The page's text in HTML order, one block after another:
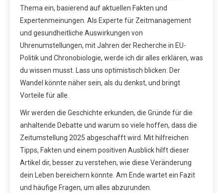
Thema ein, basierend auf aktuellen Fakten und
Expertenmeinungen. Als Experte für Zeitmanagement
und gesundheitliche Auswirkungen von
Uhrenumstellungen, mit Jahren der Recherche in EU-
Politik und Chronobiologie, werde ich dir alles erklären, was
du wissen musst. Lass uns optimistisch blicken: Der
Wandel könnte näher sein, als du denkst, und bringt
Vorteile für alle.
Wir werden die Geschichte erkunden, die Gründe für die
anhaltende Debatte und warum so viele hoffen, dass die
Zeitumstellung 2025 abgeschafft wird. Mit hilfreichen
Tipps, Fakten und einem positiven Ausblick hilft dieser
Artikel dir, besser zu verstehen, wie diese Veränderung
dein Leben bereichern könnte. Am Ende wartet ein Fazit
und häufige Fragen, um alles abzurunden.